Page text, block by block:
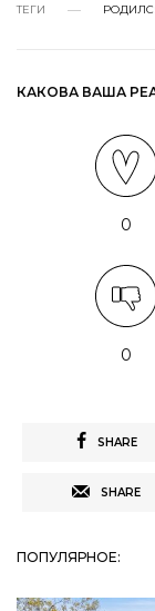
ТЕГИ
КАКОВА ВАША
0
0
SHARE
SHARE
ПОПУЛЯРНОЕ: